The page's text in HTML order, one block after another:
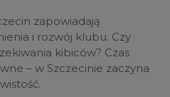
zapowiadają
i rozwój klubu. Czy
kibiców? Czas
– w Szczecinie zaczyna